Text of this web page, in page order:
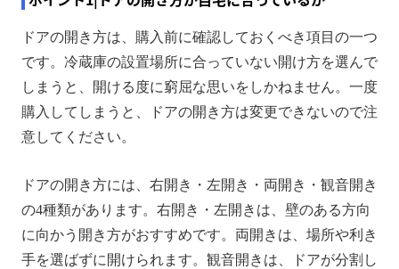
ドアの開き方は、購入前に確認しておくべき項目の一つ
です。冷蔵庫の設置場所に合っていない開け方を選んで
しまうと、開ける度に窮屈な思いをしかねません。一度
購入してしまうと、ドアの開き方は変更できないので注
意してください。
ドアの開き方には、右開き・左開き・両開き・観音開き
の4種類があります。右開き・左開きは、壁のある方向
に向かう開き方がおすすめです。両開きは、場所や利き
手を選ばずに開けられます。観音開きは、ドアが分割し